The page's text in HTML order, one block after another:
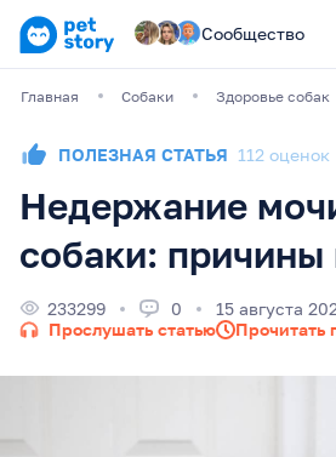
Сообщество
Главная Собаки Здоровье собак
ПОЛЕЗНАЯ СТАТЬЯ 112 оценок
Недержание
собаки: причины
233299 0
15 августа
Прослушать статью
Прочитать